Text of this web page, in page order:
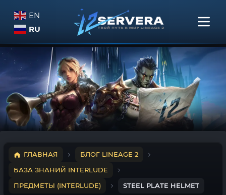
EN
RU
ГЛАВНАЯ
БЛОГ LINEAGE 2
БАЗА ЗНАНИЙ INTERLUDE
ПРЕДМЕТЫ (INTERLUDE)
STEEL PLATE HELMET